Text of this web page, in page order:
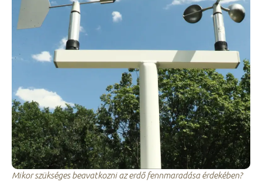
Mikor szükséges beavatkozni az erdő fennmaradása érdekében?